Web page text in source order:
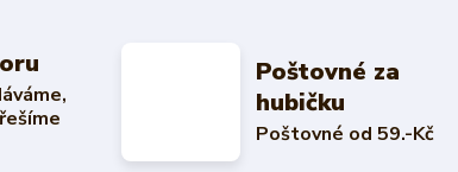
Poštovné za
hubičku
Poštovné od 59.-Kč